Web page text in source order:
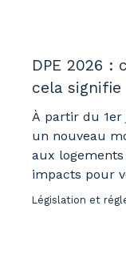
DPE 2026 :
cela
À partir du 1er
un nouveau
aux
impacts pour
ou de location
Législation et